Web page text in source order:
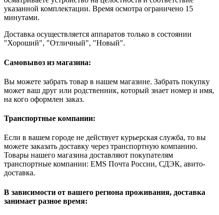
указанной комплектации. Время осмотра ограничено 15
минутами.
Доставка осуществляется аппаратов только в состоянии
"Хороший", "Отличный", "Новый".
Самовывоз из магазина:
Вы можете забрать товар в нашем магазине. Забрать покупку
может ваш друг или родственник, который знает номер и имя,
на кого оформлен заказ.
Транспортные компании:
Если в вашем городе не действует курьерская служба, то вы
можете заказать доставку через транспортную компанию.
Товары нашего магазина доставляют покупателям
транспортные компании: EMS Почта России, СДЭК, авито-
доставка.
В зависимости от вашего региона проживания, доставка
занимает разное время: